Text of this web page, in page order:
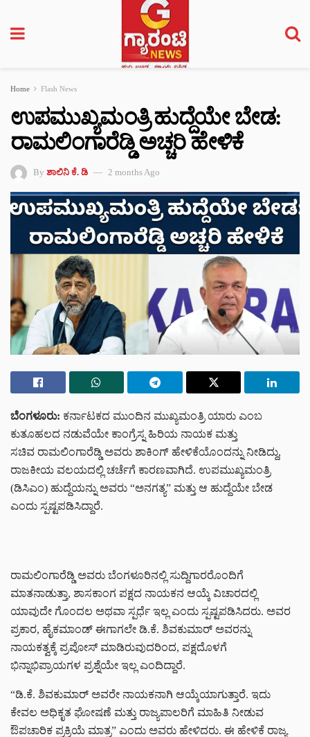
Home Flash News
ಉಪಮುಖ್ಯಮಂತ್ರಿ ಹುದ್ದೆಯೇ ಬೇಡ:
ರಾಮಲಿಂಗಾರೆಡ್ಡಿ ಅಚ್ಚರಿ ಹೇಳಿಕೆ
By ಶಾಲಿನಿ ಕೆ. ಡಿ 2 months Ago
ಬೆಂಗಳೂರು: ಕರ್ನಾಟಕದ ಮುಂದಿನ ಮುಖ್ಯಮಂತ್ರಿ ಯಾರು ಎಂಬ
ಕುತೂಹಲದ ನಡುವೆಯೇ ಕಾಂಗ್ರೆಸ್ನ ಹಿರಿಯ ನಾಯಕ ಮತ್ತು
ಸಚಿವ ರಾಮಲಿಂಗಾರೆಡ್ಡಿ ಅವರು ಶಾಕಿಂಗ್‌ ಹೇಳಿಕೆಯೊಂದನ್ನು ನೀಡಿದ್ದು,
ರಾಜಕೀಯ ವಲಯದಲ್ಲಿ ಚರ್ಚೆಗೆ ಕಾರಣವಾಗಿದೆ. ಉಪಮುಖ್ಯಮಂತ್ರಿ
(ಡಿಸಿಎಂ) ಹುದ್ದೆಯನ್ನು ಅವರು “ಅನಗತ್ಯ” ಮತ್ತು ಆ ಹುದ್ದೆಯೇ ಬೇಡ
ಎಂದು ಸ್ಪಷ್ಟಪಡಿಸಿದ್ದಾರೆ.
ರಾಮಲಿಂಗಾರೆಡ್ಡಿ ಅವರು ಬೆಂಗಳೂರಿನಲ್ಲಿ ಸುದ್ದಿಗಾರರೊಂದಿಗೆ
ಮಾತನಾಡುತ್ತಾ, ಶಾಸಕಾಂಗ ಪಕ್ಷದ ನಾಯಕನ ಆಯ್ಕೆ ವಿಚಾರದಲ್ಲಿ
ಯಾವುದೇ ಗೊಂದಲ ಅಥವಾ ಸ್ಪರ್ಧೆ ಇಲ್ಲ ಎಂದು ಸ್ಪಷ್ಟಪಡಿಸಿದರು. ಅವರ
ಪ್ರಕಾರ, ಹೈಕಮಾಂಡ್ ಈಗಾಗಲೇ ಡಿ.ಕೆ. ಶಿವಕುಮಾರ್ ಅವರನ್ನು
ನಾಯಕತ್ವಕ್ಕೆ ಪ್ರಪೋಸ್ ಮಾಡಿರುವುದರಿಂದ, ಪಕ್ಷದೊಳಗೆ
ಭಿನ್ನಾಭಿಪ್ರಾಯಗಳ ಪ್ರಶ್ನೆಯೇ ಇಲ್ಲ ಎಂದಿದ್ದಾರೆ.
“ಡಿ.ಕೆ. ಶಿವಕುಮಾರ್ ಅವರೇ ನಾಯಕನಾಗಿ ಆಯ್ಕೆಯಾಗುತ್ತಾರೆ. ಇದು
ಕೇವಲ ಅಧಿಕೃತ ಘೋಷಣೆ ಮತ್ತು ರಾಜ್ಯಪಾಲರಿಗೆ ಮಾಹಿತಿ ನೀಡುವ
ಔಪಚಾರಿಕ ಪ್ರಕ್ರಿಯೆ ಮಾತ್ರ” ಎಂದು ಅವರು ಹೇಳಿದರು. ಈ ಹೇಳಿಕೆ ರಾಜ್ಯ